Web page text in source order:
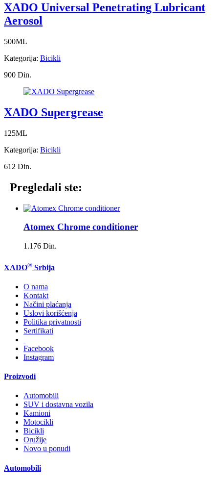
XADO Universal Penetrating Lubricant
Aerosol
500ML
Kategorija: Bicikli
900 Din.
XADO Supergrease
125ML
Kategorija: Bicikli
612 Din.
Pregledali ste:
Atomex Chrome conditioner
1.176 Din.
XADO® Srbija
O nama
Kontakt
Načini plaćanja
Uslovi korišćenja
Politika privatnosti
Sertifikati
Facebook
Instagram
Proizvodi
Automobili
SUV i dostavna vozila
Kamioni
Motocikli
Bicikli
Oružije
Novo u ponudi
Automobili